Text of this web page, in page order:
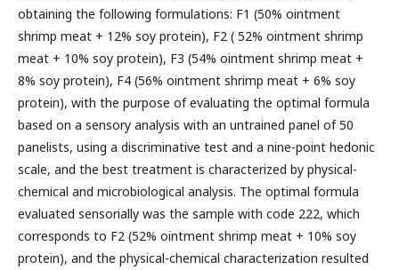
obtaining the following formulations: F1 (50% ointment
shrimp meat + 12% soy protein), F2 ( 52% ointment shrimp
meat + 10% soy protein), F3 (54% ointment shrimp meat +
8% soy protein), F4 (56% ointment shrimp meat + 6% soy
protein), with the purpose of evaluating the optimal formula
based on a sensory analysis with an untrained panel of 50
panelists, using a discriminative test and a nine-point hedonic
scale, and the best treatment is characterized by physical-
chemical and microbiological analysis. The optimal formula
evaluated sensorially was the sample with code 222, which
corresponds to F2 (52% ointment shrimp meat + 10% soy
protein), and the physical-chemical characterization resulted